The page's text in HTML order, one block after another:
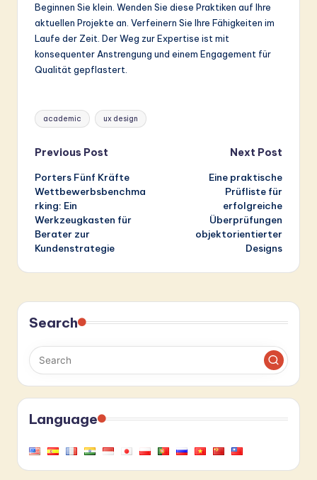
Beginnen Sie klein. Wenden Sie diese Praktiken auf Ihre
aktuellen Projekte an. Verfeinern Sie Ihre Fähigkeiten im
Laufe der Zeit. Der Weg zur Expertise ist mit
konsequenter Anstrengung und einem Engagement für
Qualität gepflastert.
Tags:
academic ux design
Post
navigation
Previous Post
Porters Fünf Kräfte
Wettbewerbsbenchma
rking: Ein
Werkzeugkasten für
Berater zur
Kundenstrategie
Next Post
Eine praktische
Prüfliste für
erfolgreiche
Überprüfungen
objektorientierter
Designs
Search
Language